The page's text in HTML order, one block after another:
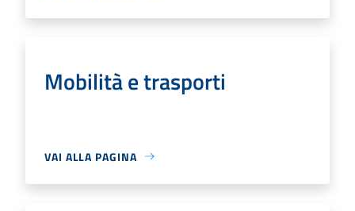
Mobilità e trasporti
VAI ALLA PAGINA